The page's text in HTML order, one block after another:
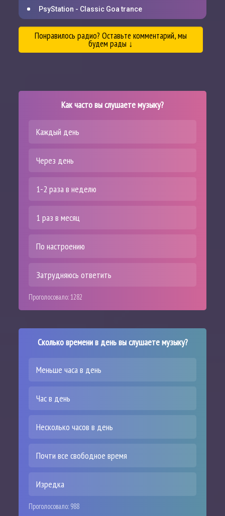
PsyStation - Classic Goa trance
Понравилось радио? Оставьте комментарий, мы
будем рады ↓
Как часто вы слушаете музыку?
Каждый день
Через день
1-2 раза в неделю
1 раз в месяц
По настроению
Затрудняюсь ответить
Проголосовало:1282
Сколько времени в день вы слушаете музыку?
Меньше часа в день
Час в день
Несколько часов в день
Почти все свободное время
Изредка
Проголосовало: 988